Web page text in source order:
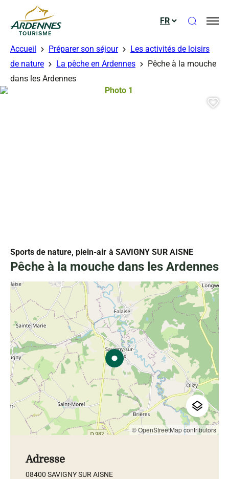
ADT des Ardennes
FR Ouvrir
Accueil Préparer son séjour
Les activités de loisirs
de nature
La pêche en Ardennes
Pêche à la mouche
dans les Ardennes
Sports de nature, plein-air à SAVIGNY SUR AISNE
Pêche à la mouche dans les Ardennes
Photo 1, © Droits gérés – pêche
© OpenStreetMap contributors
Adresse
08400 SAVIGNY SUR AISNE